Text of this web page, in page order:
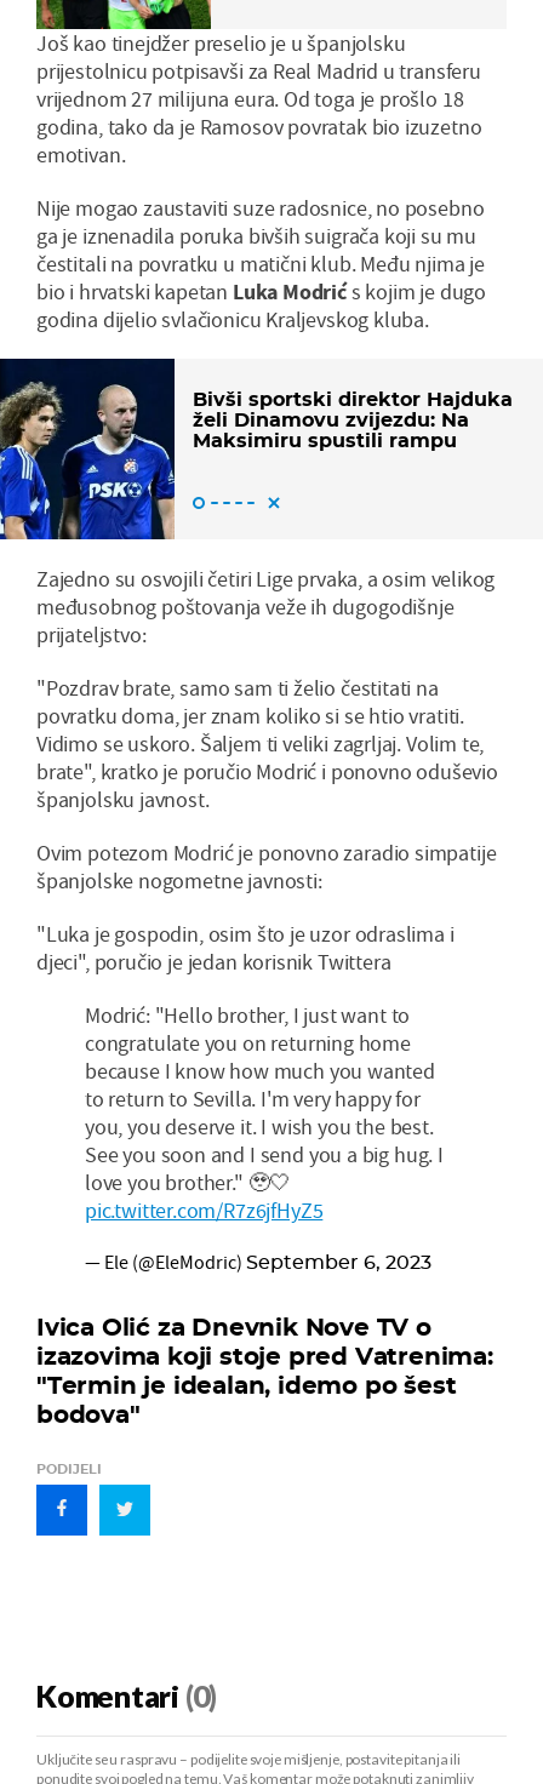
Još kao tinejdžer preselio je u španjolsku
prijestolnicu potpisavši za Real Madrid u transferu
vrijednom 27 milijuna eura. Od toga je prošlo 18
godina, tako da je Ramosov povratak bio izuzetno
emotivan.
Nije mogao zaustaviti suze radosnice, no posebno
ga je iznenadila poruka bivših suigrača koji su mu
čestitali na povratku u matični klub. Među njima je
bio i hrvatski kapetan Luka Modrićs kojim je dugo
godina dijelio svlačionicu Kraljevskog kluba.
Bivši sportski direktor Hajduka
želi Dinamovu zvijezdu: Na
Maksimiru spustili rampu
Zajedno su osvojili četiri Lige prvaka, a osim velikog
međusobnog poštovanja veže ih dugogodišnje
prijateljstvo:
"Pozdrav brate, samo sam ti želio čestitati na
povratku doma, jer znam koliko si se htio vratiti.
Vidimo se uskoro. Šaljem ti veliki zagrljaj. Volim te,
brate", kratko je poručio Modrić i ponovno oduševio
španjolsku javnost.
Ovim potezom Modrić je ponovno zaradio simpatije
španjolske nogometne javnosti:
"Luka je gospodin, osim što je uzor odraslima i
djeci", poručio je jedan korisnik Twittera
Modrić: "Hello brother, I just want to
congratulate you on returning home
because I know how much you wanted
to return to Sevilla. I'm very happy for
you, you deserve it. I wish you the best.
See you soon and I send you a big hug. I
love you brother." 🥹🤍
pic.twitter.com/R7z6jfHyZ5
— Ele (@EleModric) September 6, 2023
Ivica Olić za Dnevnik Nove TV o
izazovima koji stoje pred Vatrenima:
"Termin je idealan, idemo po šest
bodova"
PODIJELI
Komentari (0)
Uključite se u raspravu – podijelite svoje mišljenje, postavite pitanja ili
ponudite svoj pogled na temu. Vaš komentar može potaknuti zanimljiv